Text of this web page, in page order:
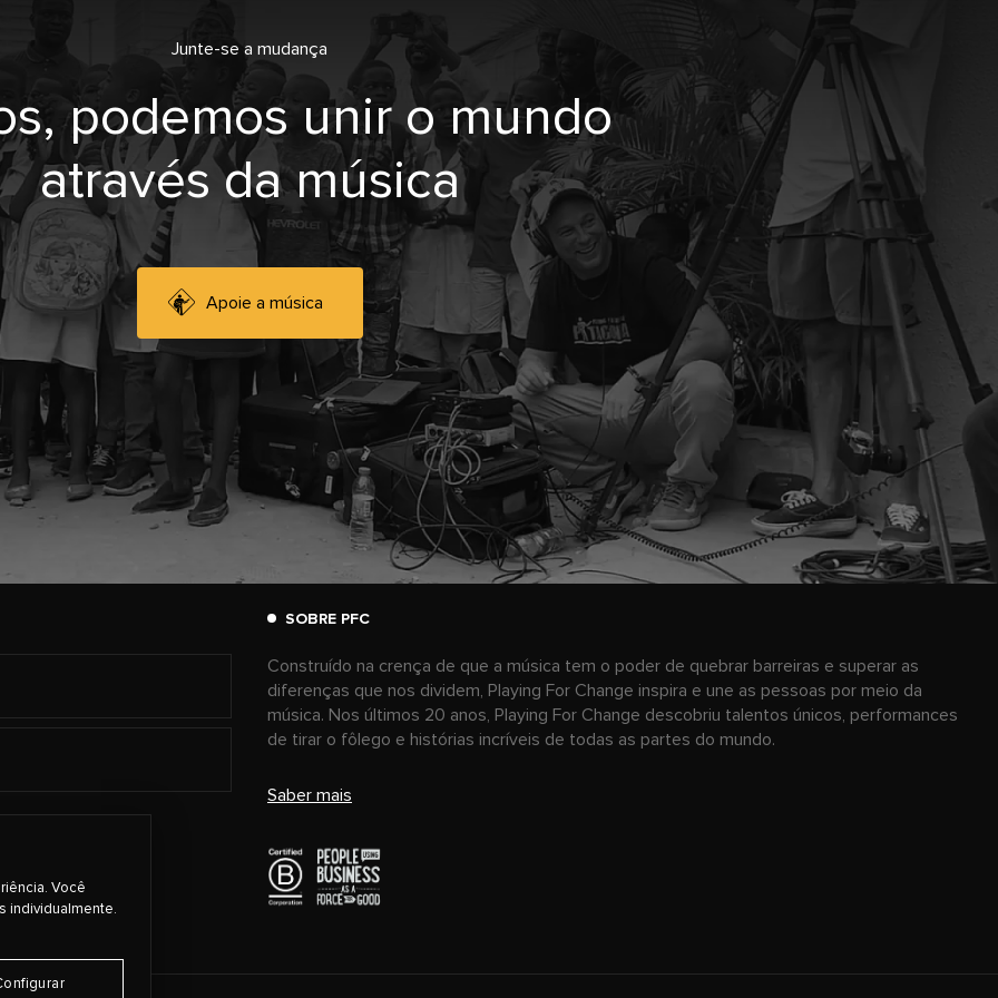
Junte-se a mudança
podemos unir o mundo
através da música
Apoie a música
SOBRE PFC
Construído na crença de que a música tem o poder de quebrar barreiras e superar as
diferenças que nos dividem, Playing For Change inspira e une as pessoas por meio da
música. Nos últimos 20 anos, Playing For Change descobriu talentos únicos, performances
de tirar o fôlego e histórias incríveis de todas as partes do mundo.
Saber mais
Você
individualmente.